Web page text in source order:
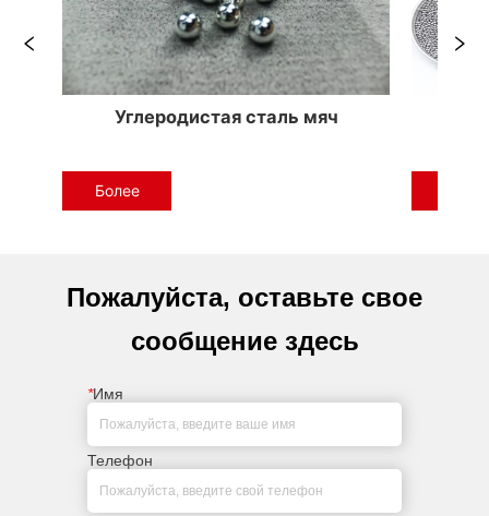
Стальной шар с цинковым покрытием
Более
Пожалуйста, оставьте свое
сообщение здесь
*Имя
Телефон